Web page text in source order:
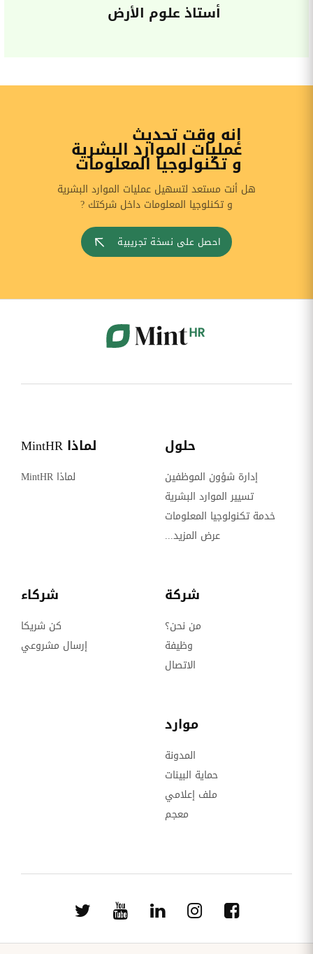
أستاذ علوم الأرض
إنه وقت تحديث
عمليات الموارد البشرية
و تكنولوجيا المعلومات
هل أنت مستعد لتسهيل عمليات الموارد البشرية
و تكنلوجيا المعلومات داخل شركتك ?
احصل على نسخة تجريبية
حلول
إدارة شؤون الموظفين
تسيير الموارد البشرية
خدمة تكنولوجيا المعلومات
عرض المزيد...
لماذا MintHR
لماذا MintHR
شركة
من نحن؟
وظيفة
الاتصال
شركاء
كن شريكا
إرسال مشروعي
موارد
المدونة
حماية البينات
ملف إعلامي
معجم